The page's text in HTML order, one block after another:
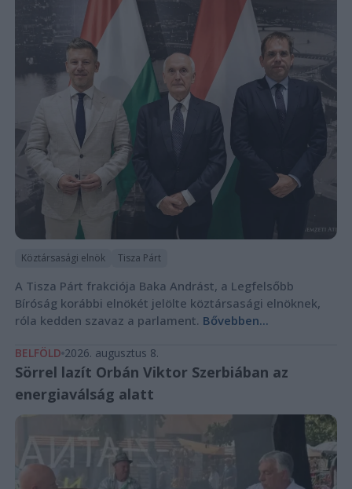
Köztársasági elnök Tisza Párt
A Tisza Párt frakciója Baka Andrást, a Legfelsőbb
Bíróság korábbi elnökét jelölte köztársasági elnöknek,
róla kedden szavaz a parlament. Bővebben...
BELFÖLD 2026. augusztus 8.
Sörrel lazít Orbán Viktor Szerbiában az
energiaválság alatt